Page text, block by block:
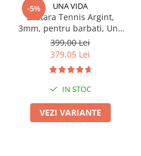
-5% UNA VIDA
Bratara Tennis Argint,
3mm, pentru barbati, Una
Vida
399,00 Lei
379,05 Lei
IN STOC
VEZI VARIANTE